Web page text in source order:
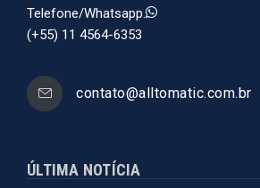
Telefone/Whatsapp.
(+55) 11 4564-6353
contato@alltomatic.com.br
ÚLTIMA NOTÍCIA